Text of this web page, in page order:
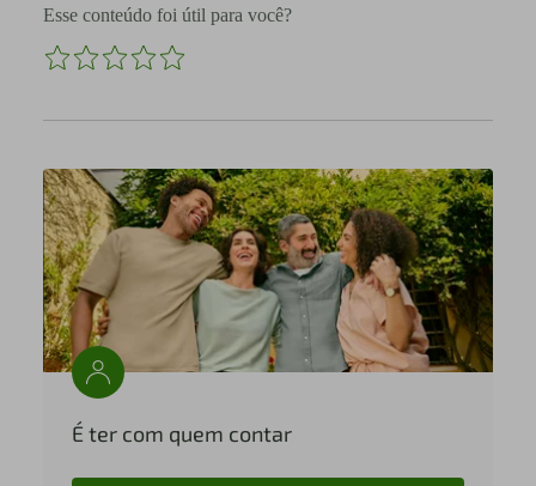
Esse conteúdo foi útil para você?
É ter com quem contar